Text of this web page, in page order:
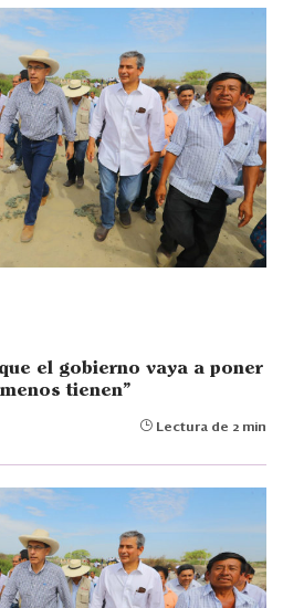
el gobierno vaya a poner
tienen"
Lectura de 2 min